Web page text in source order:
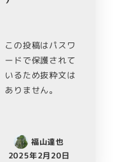
この投稿はパスワ
ードで保護されて
いるため抜粋文は
ありません。
福山達也
2025年2月20日